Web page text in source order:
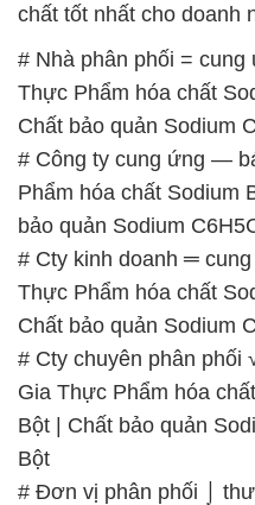
chất tốt nhất cho doanh
# Nhà phân phối = cung
Thực Phẩm hóa chất
Chất bảo quản Sodium
# Công ty cung ứng —
Phẩm hóa chất Sodium
bảo quản Sodium
# Cty kinh doanh ═
Thực Phẩm hóa chất
Chất bảo quản Sodium
# Cty chuyên phân phối
Gia Thực Phẩm hóa
Bột | Chất bảo quản
Bột
# Đơn vị phân phối ⌡